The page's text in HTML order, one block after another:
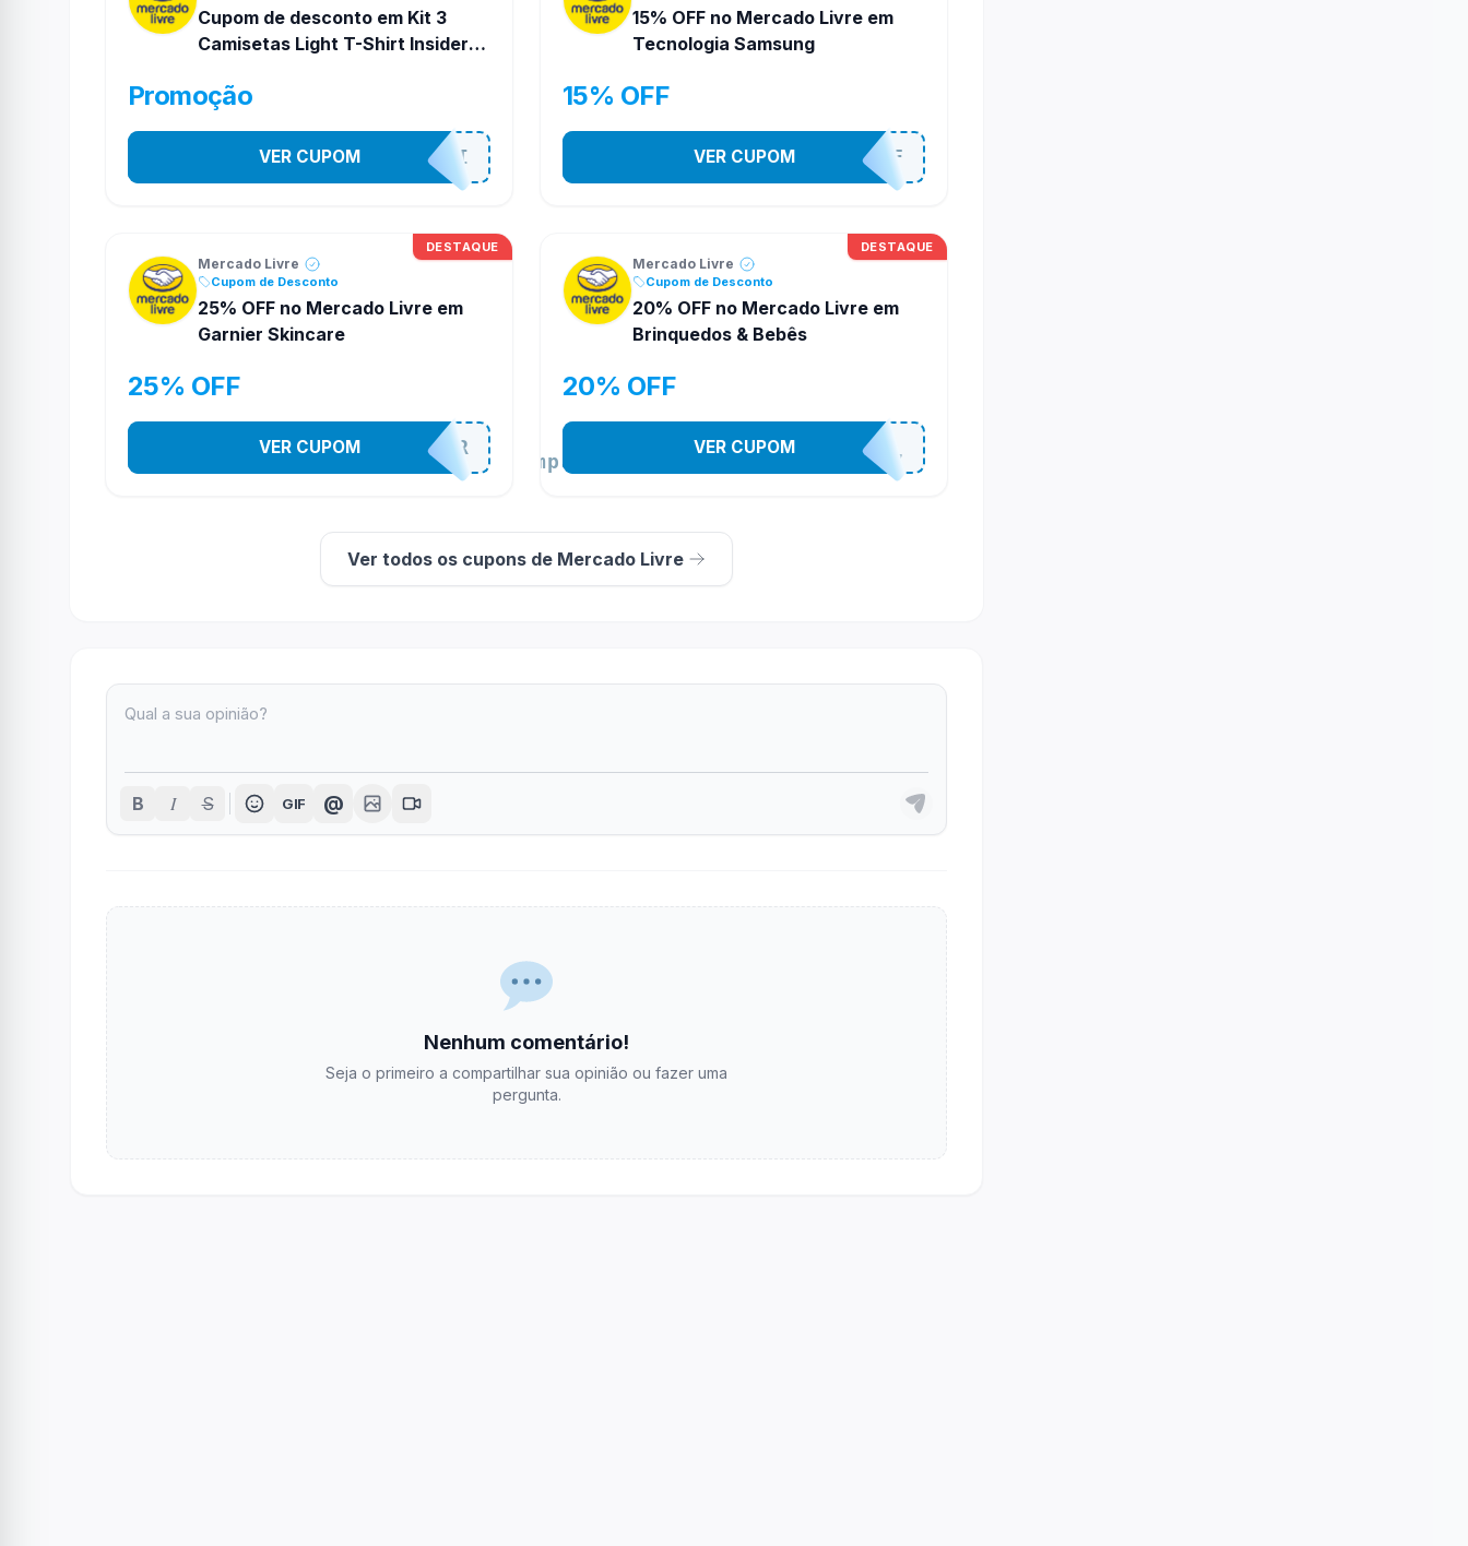
Cupom de desconto em Kit 3
Camisetas Light T-Shirt Insider
Promoção
MODANOMELI
VER CUPOM
15% OFF no Mercado Livre em
Tecnologia Samsung
15% OFF
SAMSUNG15OFF
VER CUPOM
DESTAQUE
Mercado Livre
Cupom de Desconto
25% OFF no Mercado Livre em
Garnier Skincare
25% OFF
MELIGARNIER
VER CUPOM
DESTAQUE
Mercado Livre
Cupom de Desconto
20% OFF no Mercado Livre em
Brinquedos & Bebês
20% OFF
VER CUPOM
Ver todos os cupons de Mercado Livre
B I S GIF @
Nenhum comentário!
Seja o primeiro a compartilhar sua opinião ou fazer uma
pergunta.